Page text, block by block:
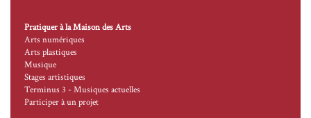
Pratiquer à la Maison des Arts
Arts numériques
Arts plastiques
Musique
Stages artistiques
Terminus 3 - Musiques actuelles
Participer à un projet